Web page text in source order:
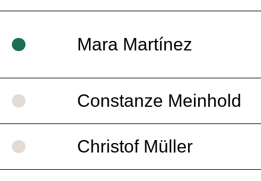
Mara Martínez
Constanze Meinhold
Christof Müller